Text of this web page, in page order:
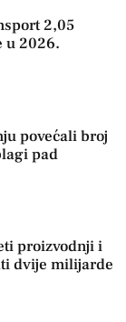
2,05
u 2026.
povećali broj
pad
proizvodnji i
dvije milijarde